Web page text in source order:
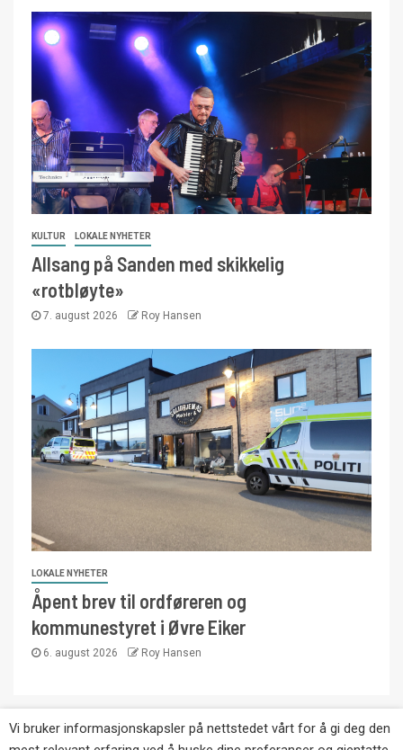
KULTUR LOKALE NYHETER
Allsang på Sanden med skikkelig
«rotbløyte»
7. august 2026 Roy Hansen
LOKALE NYHETER
Åpent brev til ordføreren og
kommunestyret i Øvre Eiker
6. august 2026 Roy Hansen
Copyright © Eikernytt.no utgis av Roy’s
Vi bruker informasjonskapsler på nettstedet vårt for å gi deg den